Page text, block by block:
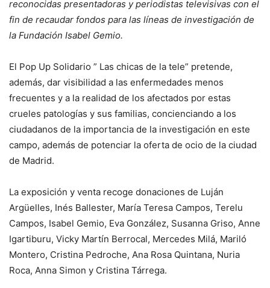
reconocidas presentadoras y periodistas televisivas con el
fin de recaudar fondos para las líneas de investigación de
la Fundación Isabel Gemio.
El Pop Up Solidario ” Las chicas de la tele” pretende,
además, dar visibilidad a las enfermedades menos
frecuentes y a la realidad de los afectados por estas
crueles patologías y sus familias, concienciando a los
ciudadanos de la importancia de la investigación en este
campo, además de potenciar la oferta de ocio de la ciudad
de Madrid.
La exposición y venta recoge donaciones de Luján
Argüelles, Inés Ballester, María Teresa Campos, Terelu
Campos, Isabel Gemio, Eva González, Susanna Griso, Anne
Igartiburu, Vicky Martín Berrocal, Mercedes Milá, Mariló
Montero, Cristina Pedroche, Ana Rosa Quintana, Nuria
Roca, Anna Simon y Cristina Tárrega.